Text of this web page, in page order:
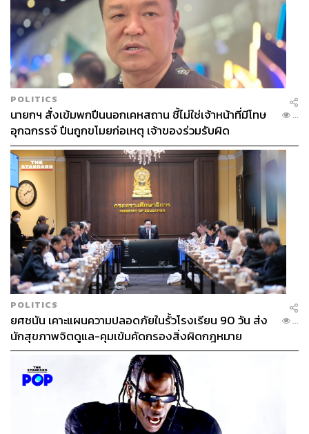
รางวัลเพลงละครยอดเยี่ยม
เพลง
คั่นกู
ขับร้องโดย ไบร์ท-วชิรวิชญ์ ชีวอารี จากซีรีส์
เพราะเราคู่กัน 2gether The Series
ออกอากาศทาง
ช่อง GMM25
รางวัลบทโทรทัศน์ยอดเยี่ยม
One Year 365 วัน บ้านฉัน บ้านเธอโดย อมราพร
แผ่นดินทอง / ทศพร ทิพย์ทินกร / จิราพร แซ่ลี้ และ จิรัศ
ยา วงษ์สุทิน ออกอากาศทางสถานีโทรทัศน์ช่อง
one31
รางวัลออกแบบคอมพิวเตอร์กราฟิกยอดเยี่ยม
อสรพิษโดย กบาลใส อนิเมชั่น / ณรงค์กรณ์ เหล่าศรี
สิน / กัญญารัตน์ วิริยุตตศิลป์ และ สัพพัญญู เตียว
พาณิชย์เจริญ ออกอากาศทางสถานีโทรทัศน์ช่อง
one31
รางวัลเครื่องแต่งกายยอดเยี่ยม
รักแลกภพโดย นพดล เตโช ออกอากาศทางสถานี
โทรทัศน์ช่อง one31
รางวัลลำดับภาพยอดเยี่ยม
ฉลาดเกมส์โกงโดย Foolhouse Production ออก
อากาศทางสถานีโทรทัศน์ช่อง one31
POLITICS
นายกฯ สั่งเข้มพกปืนนอกเคหสถาน ชี้ไม่ใช่เจ้าหน้าที่มีโทษ
อุกฉกรรจ์ ปืนถูกขโมยก่อเหตุ เจ้าของร่วมรับผิด
...
POLITICS
ยศชนัน เคาะแผนความปลอดภัยในรั้วโรงเรียน 90 วัน ส่ง
นักสุขภาพจิตดูแล-คุมเข้มคัดกรองสิ่งผิดกฎหมาย
...